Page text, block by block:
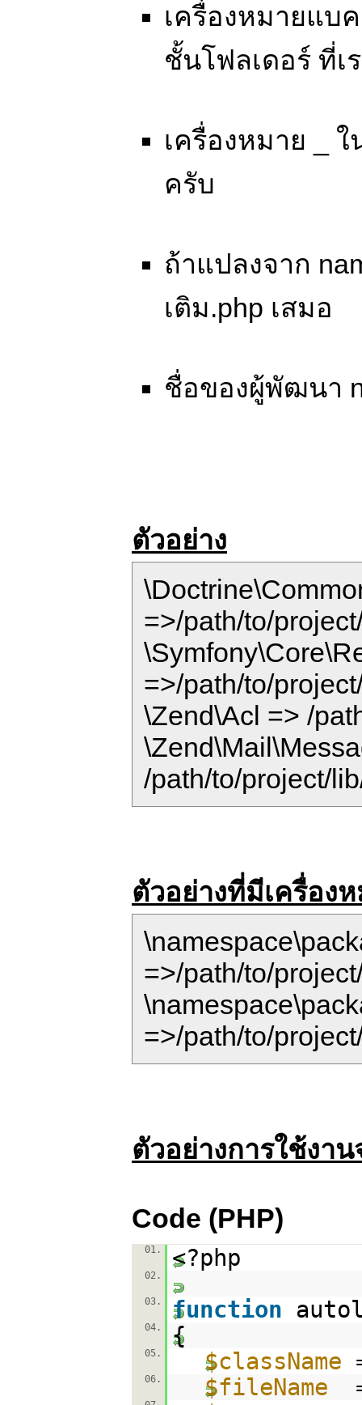
เครื่องหมายแบ
ชั้นโฟลเดอร์ ที่เ
เครื่องหมาย _
ครับ
ถ้าแปลงจาก
เติม.php เสมอ
ชื่อของผู้พัฒนา
ตัวอย่าง
=>/path/to/
=>/path/to/
\Zend\Acl => /
/path/to/project/
ตัวอย่างที่มีเครื่อง
=>/path/to/
=>/path/to/
ตัวอย่างการใช้งา
Code (PHP)
01. <?php
02.
03. function
04. {
05. $className
06. $fileName